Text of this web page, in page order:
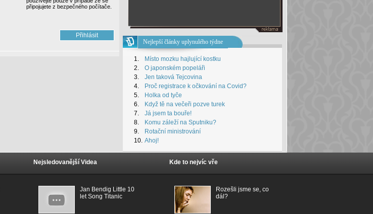
připojujete z bezpečného počítače.
Nejlepší články uplynulého týdne
1.
Místo mozku hajlující kostku
2.
O japonském popeláři
3.
Jen taková Tejcovina
4.
Proč registrace k očkování na Covid?
5.
Holka od tyče
6.
Když tě na večeři pozve turek
7.
Já jsem ta bouře!
8.
Komu záleží na Sputniku?
9.
Rotační ministrování
10. Ahoj!
Nejsledovanější Videa
Jan Bendig Little 10
let Song Titanic
Kde to nejvíc vře
Rozešli jsme se, co
dál?